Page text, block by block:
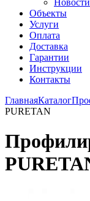
Новости
Объекты
Услуги
Оплата
Доставка
Гарантии
Инструкции
Контакты
ГлавнаяКаталог
PURETAN